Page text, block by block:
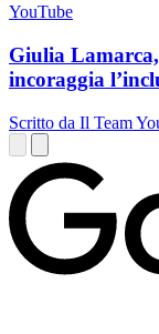
YouTube
Giulia
incoraggia
Scritto da Il Team